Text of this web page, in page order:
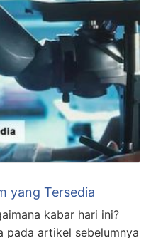
yang Tersedia
kabar hari ini?
pada artikel sebelumnya